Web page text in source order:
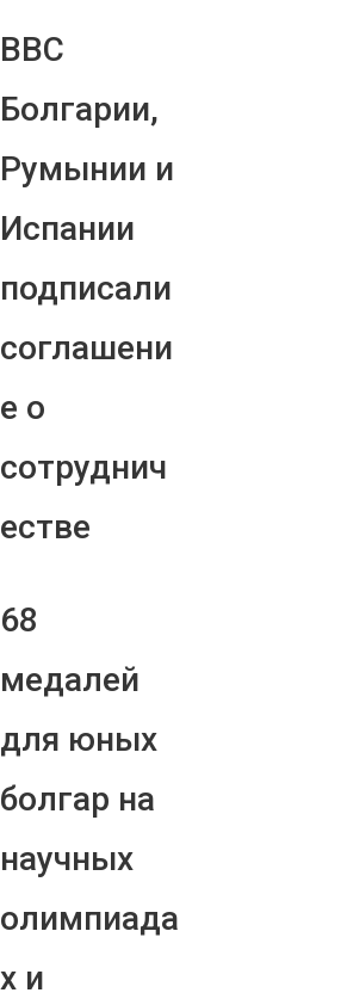
ВВС
Болгарии,
Румынии и
Испании
подписали
соглашени
е о
сотруднич
естве
68
медалей
для юных
болгар на
научных
олимпиада
х и